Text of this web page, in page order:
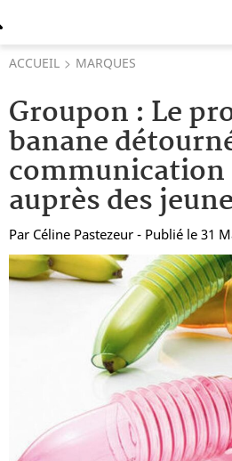
ACCUEIL MARQUES
Groupon : Le
banane
communication
auprès des
Par Céline Pastezeur - Publié le 31